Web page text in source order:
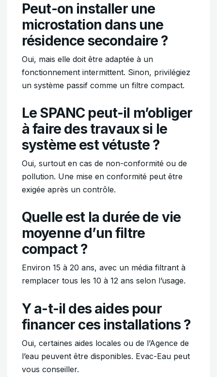
Peut-on installer une
microstation dans une
résidence secondaire ?
Oui, mais elle doit être adaptée à un
fonctionnement intermittent. Sinon, privilégiez
un système passif comme un filtre compact.
Le SPANC peut-il m’obliger
à faire des travaux si le
système est vétuste ?
Oui, surtout en cas de non-conformité ou de
pollution. Une mise en conformité peut être
exigée après un contrôle.
Quelle est la durée de vie
moyenne d’un filtre
compact ?
Environ 15 à 20 ans, avec un média filtrant à
remplacer tous les 10 à 12 ans selon l’usage.
Y a-t-il des aides pour
financer ces installations ?
Oui, certaines aides locales ou de l’Agence de
l’eau peuvent être disponibles. Evac-Eau peut
vous conseiller.